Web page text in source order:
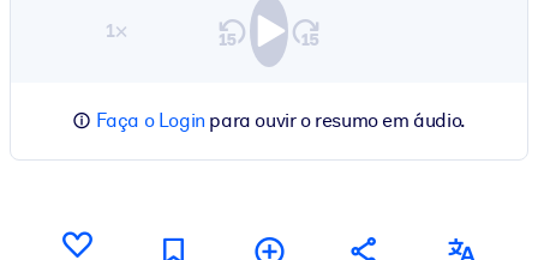
1×
Faça o Login para ouvir o resumo em áudio.